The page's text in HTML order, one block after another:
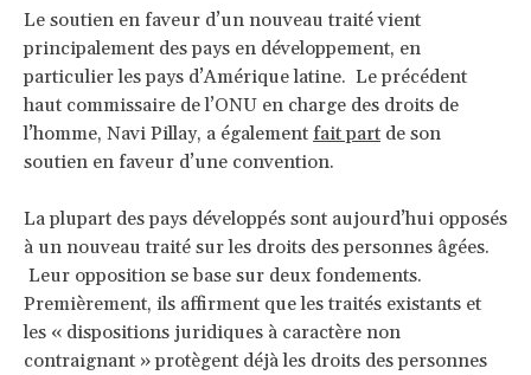
Le soutien en faveur d’un nouveau traité vient
principalement des pays en développement, en
particulier les pays d’Amérique latine. Le précédent
haut commissaire de l’ONU en charge des droits de
l’homme, Navi Pillay, a également fait part de son
soutien en faveur d’une convention.
La plupart des pays développés sont aujourd’hui opposés
à un nouveau traité sur les droits des personnes âgées.
Leur opposition se base sur deux fondements.
Premièrement, ils affirment que les traités existants et
les « dispositions juridiques à caractère non
contraignant » protègent déjà les droits des personnes